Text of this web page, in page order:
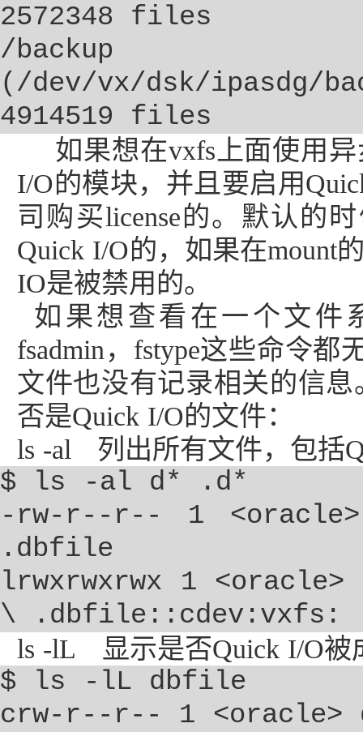
2572348 files
/backup
(/dev/vx/dsk/ipasdg/
4914519 files
如果想在vxfs 上面使用
I/O的模块，并且要启用
司购买license的。默认的
Quick I/O的，如果在mount
IO是被禁用的。
如果想查看在一个文件
fsadmin ， fstype这些命令都
文件也没有记录相关的信息
否是Quick I/O的文件：
ls -al
列出所有文件，包括
$ ls -al d* .d*
-rw-r--r-- 1 <oracle>
.dbfile
lrwxrwxrwx 1
\ .dbfile::cdev:vxfs:
ls -lL 显示是否Quick I/O被
$ ls -lL dbfile
crw-r--r-- 1 <oracle>